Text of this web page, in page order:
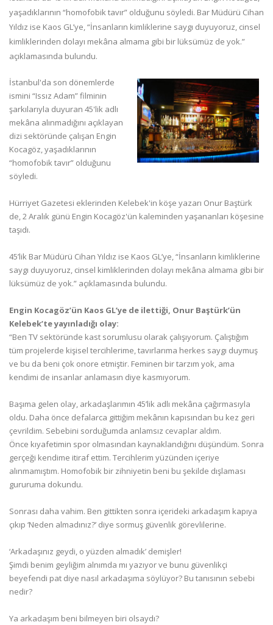
yaşadıklarının “homofobik tavır” olduğunu söyledi. Bar Müdürü Cihan
Yıldız ise Kaos GL’ye, “İnsanların kimliklerine saygı duyuyoruz, cinsel
kimliklerinden dolayı mekâna almama gibi bir lüksümüz de yok.”
açıklamasında bulundu.
İstanbul'da son dönemlerde
ismini “Issız Adam” filminin
şarkılarıyla duyuran 45'lik adlı
mekâna alınmadığını açıklayan
dizi sektöründe çalışan Engin
Kocagöz, yaşadıklarının
“homofobik tavır” olduğunu
söyledi.
Hürriyet Gazetesi eklerinden Kelebek'in köşe yazarı Onur Baştürk
de, 2 Aralık günü Engin Kocagöz'ün kaleminden yaşananları köşesine
taşıdı.
45’lik Bar Müdürü Cihan Yıldız ise Kaos GL’ye, “İnsanların kimliklerine
saygı duyuyoruz, cinsel kimliklerinden dolayı mekâna almama gibi bir
lüksümüz de yok.” açıklamasında bulundu.
Engin Kocagöz’ün Kaos GL’ye de ilettiği, Onur Baştürk’ün
Kelebek’te yayınladığı olay:
“Ben TV sektöründe kast sorumlusu olarak çalışıyorum. Çalıştığım
tüm projelerde kişisel tercihlerime, tavırlarıma herkes saygı duymuş
ve bu da beni çok onore etmiştir. Feminen bir tarzım yok, ama
kendimi de insanlar anlamasın diye kasmıyorum.
Başıma gelen olay, arkadaşlarımın 45’lik adlı mekâna çağırmasıyla
oldu. Daha önce defalarca gittiğim mekânın kapısından bu kez geri
çevrildim. Sebebini sorduğumda anlamsız cevaplar aldım.
Önce kıyafetimin spor olmasından kaynaklandığını düşündüm. Sonra
gerçeği kendime itiraf ettim. Tercihlerim yüzünden içeriye
alınmamıştım. Homofobik bir zihniyetin beni bu şekilde dışlaması
gururuma dokundu.
Sonrası daha vahim. Ben gittikten sonra içerideki arkadaşım kapıya
çıkıp ‘Neden almadınız?’ diye sormuş güvenlik görevlilerine.
‘Arkadaşınız geydi, o yüzden almadık’ demişler!
Şimdi benim geyliğim alnımda mı yazıyor ve bunu güvenlikçi
beyefendi pat diye nasıl arkadaşıma söylüyor? Bu tanısının sebebi
nedir?
Ya arkadaşım beni bilmeyen biri olsaydı?